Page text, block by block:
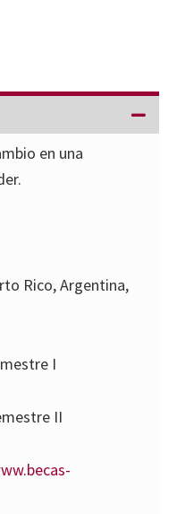
en una
Rico, Argentina,
I
II